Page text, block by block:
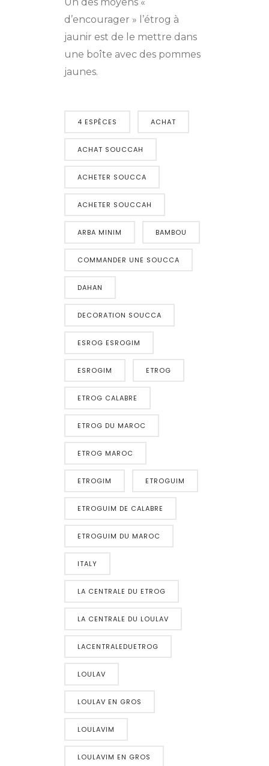
d’encourager » l’étrog à
jaunir est de le mettre dans
une boîte avec des pommes
jaunes.
4 ESPÈCES ACHAT
ACHAT SOUCCAH
ACHETER SOUCCA
ACHETER SOUCCAH
ARBA MINIM BAMBOU
COMMANDER UNE SOUCCA
DAHAN
DECORATION SOUCCA
ESROG ESROGIM
ESROGIM ETROG
ETROG CALABRE
ETROG DU MAROC
ETROG MAROC
ETROGIM ETROGUIM
ETROGUIM DE CALABRE
ETROGUIM DU MAROC
ITALY
LA CENTRALE DU ETROG
LA CENTRALE DU LOULAV
LACENTRALEDUETROG
LOULAV
LOULAV EN GROS
LOULAVIM
LOULAVIM EN GROS